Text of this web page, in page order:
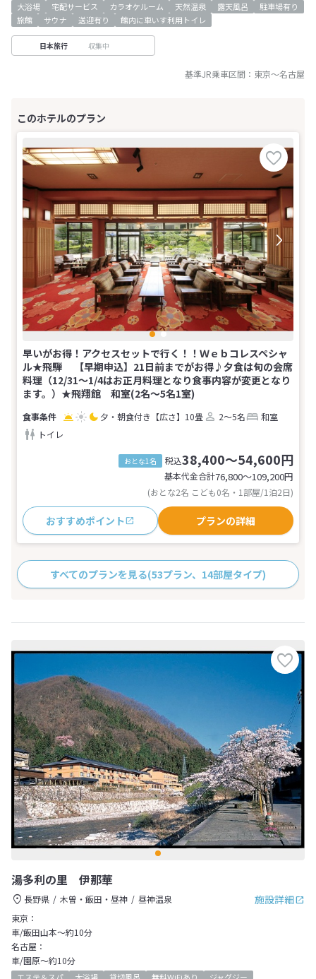
大浴場 宅配サービス カラオケルーム 天然温泉 露天風呂
駐車場有り
旅館
サウナ 送迎有り 館内に車いす利用トイレ
日本旅行 収集中
基準JR乗車区間： 東京～名古屋
早いがお得！アクセスセットで行く！！Ｗｅｂコレスペシャ
ル★飛騨 【早期申込】21日前までがお得♪夕食は旬の会席
料理（12/31～1/4はお正月料理となり食事内容が変更となり
ます。）★飛翔館 和室(2名～5名1室)
夕・朝食付き 【広さ】10畳 2～5名
和室
トイレ
おとな1名 税込38,400～54,600円
基本代金合計76,800〜109,200円
(おとな2名 こども0名・1部屋/1泊2日)
おすすめポイント プランの詳細
すべてのプランを見る(53プラン、14部屋タイプ)
湯多利の里 伊那華
施設詳細
長野県 木曽・飯田・昼神
昼神温泉
東京：
車/飯田山本～約10分
名古屋：
車/園原～約10分